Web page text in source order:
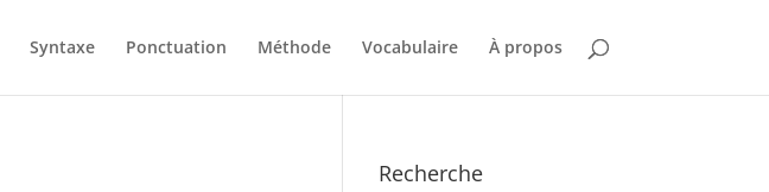
Syntaxe Ponctuation Méthode Vocabulaire À propos
Recherche